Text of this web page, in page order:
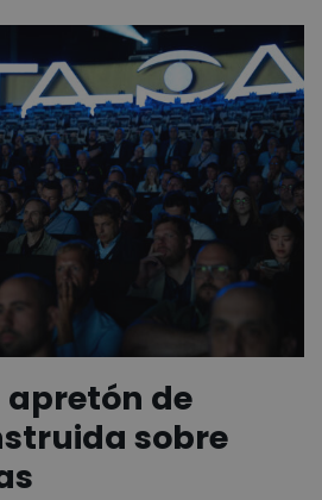
apretón de
sobre